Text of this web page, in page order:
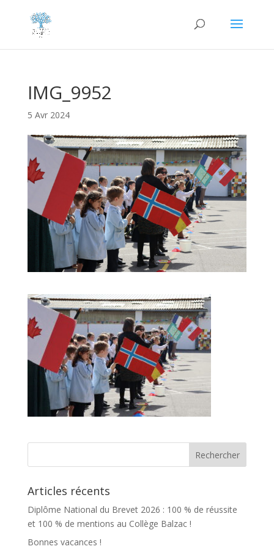
IMG_9952
5 Avr 2024
Articles récents
Diplôme National du Brevet 2026 : 100 % de réussite
et 100 % de mentions au Collège Balzac !
Bonnes vacances !